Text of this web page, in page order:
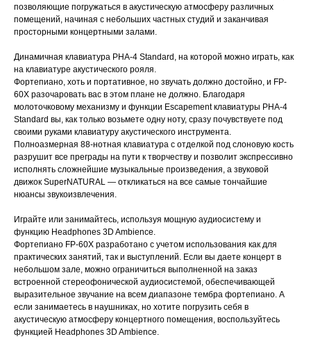
позволяющие погружаться в акустическую атмосферу различных
помещений, начиная с небольших частных студий и заканчивая
просторными концертными залами.
Динамичная клавиатура PHA-4 Standard, на которой можно играть, как
на клавиатуре акустического рояля.
Фортепиано, хоть и портативное, но звучать должно достойно, и FP-
60X разочаровать вас в этом плане не должно. Благодаря
молоточковому механизму и функции Escapement клавиатуры PHA-4
Standard вы, как только возьмете одну ноту, сразу почувствуете под
своими руками клавиатуру акустического инструмента.
Полноазмерная 88-нотная клавиатура с отделкой под слоновую кость
разрушит все преграды на пути к творчеству и позволит экспрессивно
исполнять сложнейшие музыкальные произведения, а звуковой
движок SuperNATURAL ― откликаться на все самые тончайшие
нюансы звукоизвлечения.
Играйте или занимайтесь, используя мощную аудиосистему и
функцию Headphones 3D Ambience.
Фортепиано FP-60X разработано с учетом использования как для
практических занятий, так и выступлений. Если вы даете концерт в
небольшом зале, можно ограничиться выполненной на заказ
встроенной стереофонической аудиосистемой, обеспечивающей
выразительное звучание на всем диапазоне тембра фортепиано. А
если занимаетесь в наушниках, но хотите погрузить себя в
акустическую атмосферу концертного помещения, воспользуйтесь
функцией Headphones 3D Ambience.